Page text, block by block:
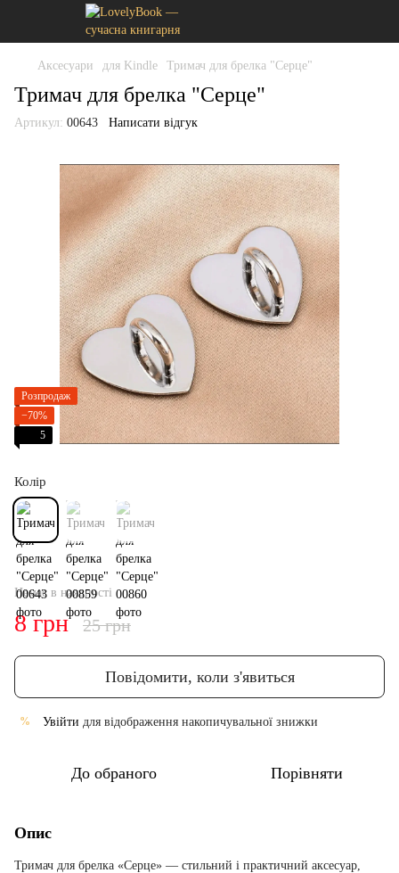
Аксесуари для Kindle Тримач для брелка "Серце"
Тримач для брелка "Серце"
Артикул: 00643 Написати відгук
Розпродаж
−70%
5
Колір
Немає в наявності
8 грн 25 грн
Повідомити, коли з'явиться
% Увійти для відображення накопичувальної знижки
До обраного Порівняти
Опис
Тримач для брелка «Серце» — стильний і практичний аксесуар,